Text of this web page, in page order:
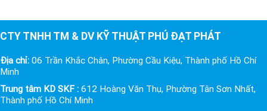
CTY TNHH TM & DV KỸ THUẬT PHÚ ĐẠT PHÁT
Địa chỉ: 06 Trần Khắc Chân, Phường Cầu Kiệu, Thành phố Hồ Chí
Minh
Trung tâm KD SKF : 612 Hoàng Văn Thụ, Phường Tân Sơn Nhất,
Thành phố Hồ Chí Minh